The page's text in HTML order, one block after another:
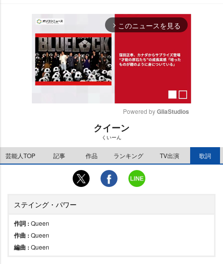
arrow_forward_ios このニュースを見る
Powered by GliaStudios
クイーン
くいーん
芸能人TOP 記事 作品 ランキング TV出演 歌詞
ステイング・パワー
作詞 : Queen
作曲 : Queen
編曲 : Queen